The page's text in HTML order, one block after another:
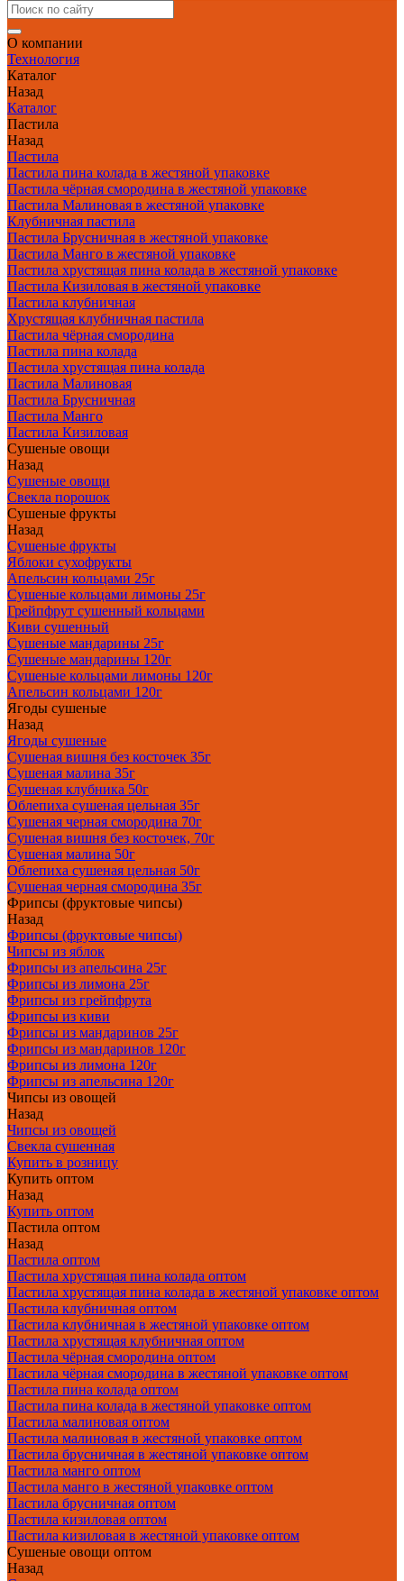
О компании
Технология
Каталог
Назад
Каталог
Пастила
Назад
Пастила
Пастила пина колада в жестяной упаковке
Пастила чёрная смородина в жестяной упаковке
Пастила Малиновая в жестяной упаковке
Клубничная пастила
Пастила Брусничная в жестяной упаковке
Пастила Манго в жестяной упаковке
Пастила хрустящая пина колада в жестяной упаковке
Пастила Кизиловая в жестяной упаковке
Пастила клубничная
Хрустящая клубничная пастила
Пастила чёрная смородина
Пастила пина колада
Пастила хрустящая пина колада
Пастила Малиновая
Пастила Брусничная
Пастила Манго
Пастила Кизиловая
Сушеные овощи
Назад
Сушеные овощи
Свекла порошок
Сушеные фрукты
Назад
Сушеные фрукты
Яблоки сухофрукты
Апельсин кольцами 25г
Сушеные кольцами лимоны 25г
Грейпфрут сушенный кольцами
Киви сушенный
Сушеные мандарины 25г
Сушеные мандарины 120г
Сушеные кольцами лимоны 120г
Апельсин кольцами 120г
Ягоды сушеные
Назад
Ягоды сушеные
Сушеная вишня без косточек 35г
Сушеная малина 35г
Сушеная клубника 50г
Облепиха сушеная цельная 35г
Сушеная черная смородина 70г
Сушеная вишня без косточек, 70г
Сушеная малина 50г
Облепиха сушеная цельная 50г
Сушеная черная смородина 35г
Фрипсы (фруктовые чипсы)
Назад
Фрипсы (фруктовые чипсы)
Чипсы из яблок
Фрипсы из апельсина 25г
Фрипсы из лимона 25г
Фрипсы из грейпфрута
Фрипсы из киви
Фрипсы из мандаринов 25г
Фрипсы из мандаринов 120г
Фрипсы из лимона 120г
Фрипсы из апельсина 120г
Чипсы из овощей
Назад
Чипсы из овощей
Свекла сушенная
Купить в розницу
Купить оптом
Назад
Купить оптом
Пастила оптом
Назад
Пастила оптом
Пастила хрустящая пина колада оптом
Пастила хрустящая пина колада в жестяной упаковке оптом
Пастила клубничная оптом
Пастила клубничная в жестяной упаковке оптом
Пастила хрустящая клубничная оптом
Пастила чёрная смородина оптом
Пастила чёрная смородина в жестяной упаковке оптом
Пастила пина колада оптом
Пастила пина колада в жестяной упаковке оптом
Пастила малиновая оптом
Пастила малиновая в жестяной упаковке оптом
Пастила брусничная в жестяной упаковке оптом
Пастила манго оптом
Пастила манго в жестяной упаковке оптом
Пастила брусничная оптом
Пастила кизиловая оптом
Пастила кизиловая в жестяной упаковке оптом
Сушеные овощи оптом
Назад